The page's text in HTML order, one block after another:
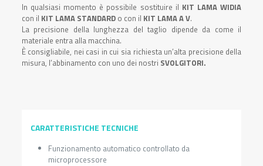
In qualsiasi momento è possibile sostituire il KIT LAMA WIDIA
con il KIT LAMA STANDARDo con il KIT LAMA A V.
La precisione della lunghezza del taglio dipende da come il
materiale entra alla macchina.
È consigliabile, nei casi in cui sia richiesta un’alta precisione della
misura, l’abbinamento con uno dei nostri SVOLGITORI.
CARATTERISTICHE TECNICHE
Funzionamento automatico controllato da
microprocessore